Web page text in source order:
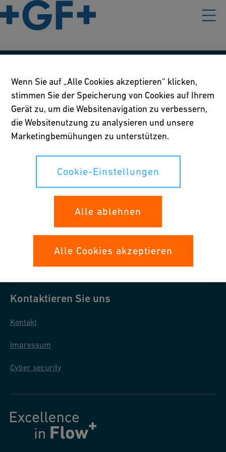
Nutzungsbedingungen
Richtlinie betreffend Online-Datenschutz und Cookies
Cookie-Einstellungen
Ihre Rechte
Allgemeine Einkaufsbedingungen
Kontaktieren Sie uns
Kontakt
Impressum
Cyber security
Wenn Sie auf „Alle Cookies akzeptieren“ klicken,
stimmen Sie der Speicherung von Cookies auf Ihrem
Gerät zu, um die Websitenavigation zu verbessern,
die Websitenutzung zu analysieren und unsere
Marketingbemühungen zu unterstützen.
Cookie-Einstellungen
Alle ablehnen
Alle Cookies akzeptieren